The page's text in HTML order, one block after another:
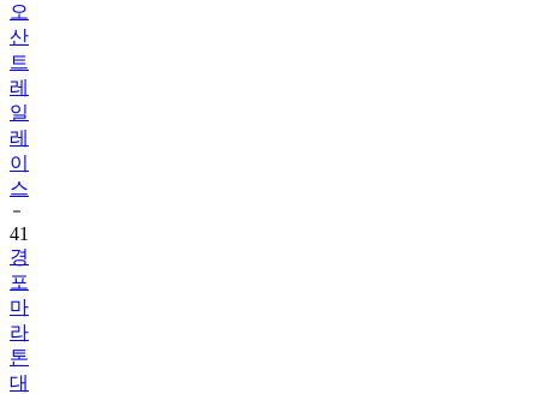
오
산
트
레
일
레
이
스
41
경
포
마
라
톤
대